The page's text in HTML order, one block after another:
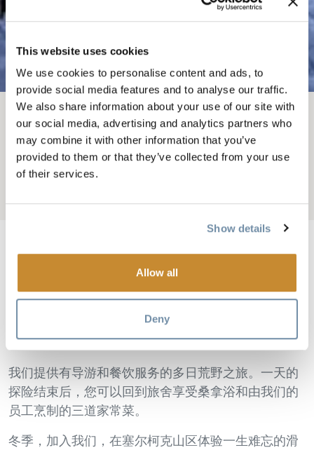
This website uses cookies
We use cookies to personalise content and ads, to
provide social media features and to analyse our traffic.
We also share information about your use of our site with
our social media, advertising and analytics partners who
may combine it with other information that you’ve
provided to them or that they’ve collected from your use
of their services.
Show details
Allow all
Deny
面包屑
可做之事 金色的冬天 滑雪旅游
巫师小屋
柯克山脉，是一家可通过直升机进入的野外山庄。您
可以在我们舒适的离网环境中安营扎寨，一出门就能
欣赏到冰川、山峰和山谷的壮丽景色。
我们提供有导游和餐饮服务的多日荒野之旅。一天的
探险结束后，您可以回到旅舍享受桑拿浴和由我们的
员工烹制的三道家常菜。
冬季，加入我们，在塞尔柯克山区体验一生难忘的滑